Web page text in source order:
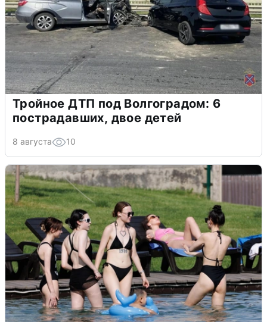
Тройное ДТП под Волгоградом: 6
пострадавших, двое детей
8 августа 10